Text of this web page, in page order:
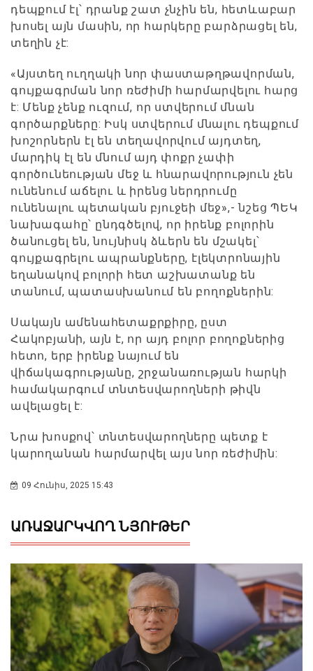
դեպքում էլ՝ դրանք շատ չնչին են, հետևաբար
խոսել այն մասին, որ հարկերը բարձրացել են,
տեղին չէ:
«Այստեղ ուղղակի նոր փաստաթղթավորման,
գույքագրման նոր ռեժիմի հարմարվելու հարց
է: Մենք չենք ուզում, որ ստվերում մնան
գործարքները: Իսկ ստվերում մնալու դեպքում
խոշորներն էլ են տեղավորվում այդտեղ,
մարդիկ էլ են մնում այդ փոքր չափի
գործունեության մեջ և հնարավորություն չեն
ունենում աճելու և իրենց ներդրումը
ունենալու պետական բյուջեի մեջ»,- նշեց ՊԵԿ
նախագահը՝ ընդգծելով, որ իրենք բոլորին
ծանուցել են, նույնիսկ ձևերն են մշակել՝
գույքագրելու ապրանքները, էլեկտրոնային
եղանակով բոլորի հետ աշխատանք են
տանում, պատասխանում են բողոքներին:
Սակայն ամենահետաքրքիրը, ըստ
Հակոբյանի, այն է, որ այդ բոլոր բողոքներից
հետո, երբ իրենք նայում են
վիճակագրությանը, շրջանառության հարկի
համակարգում տնտեսվարողների թիվն
ավելացել է:
Նրա խոսքով՝ տնտեսվարողները պետք է
կարողանան հարմարվել այս նոր ռեժիմին:
09 Հունիս, 2025 15:43
ԱՌԱՋԱՐԿՎՈՂ ՆՅՈՒԹԵՐ